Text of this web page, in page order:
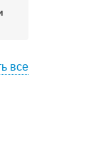
все